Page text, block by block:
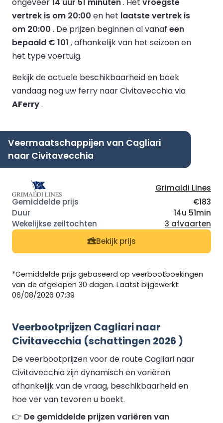
vertrek is om 20:00 en het laatste vertrek is
om 20:00 . De prijzen beginnen al vanaf een
bepaald € 101 , afhankelijk van het seizoen en
het type voertuig.
Bekijk de actuele beschikbaarheid en boek
vandaag nog uw ferry naar Civitavecchia via
AFerry.
Veermaatschappijen van Cagliari
naar Civitavecchia
Grimaldi Lines
€183
14u 51min
3 afvaarten
Bekijk prijs
*Gemiddelde prijs gebaseerd op veerbootboekingen
van de afgelopen 30 dagen. Laatst bijgewerkt:
06/08/2026 07:39
Veerbootprijzen Cagliari naar
Civitavecchia (schattingen 2026 )
De veerbootprijzen voor de route Cagliari naar
Civitavecchia zijn dynamisch en variëren
afhankelijk van de vraag, beschikbaarheid en
hoe ver van tevoren u boekt.
👉 De gemiddelde prijzen variëren van